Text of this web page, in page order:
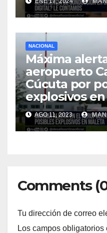
NACIONAL
Máxima
aeropuerto
Cúcuta por
explosivos
AGO 11, 2023
Comments
Tu dirección de correo
Los campos obligatorios